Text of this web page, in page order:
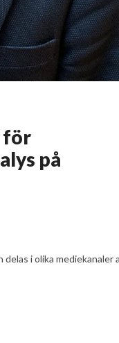
för
på
delas i olika